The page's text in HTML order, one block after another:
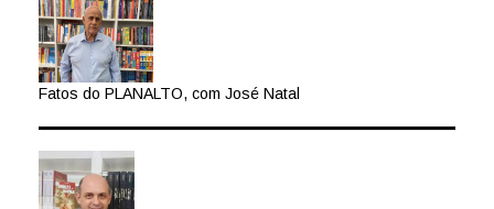
Fatos do PLANALTO, com José Natal